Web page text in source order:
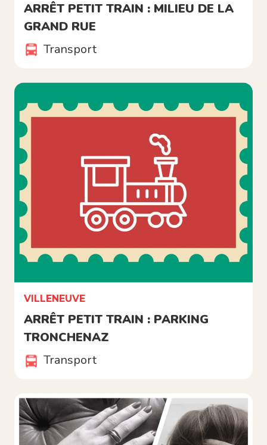
ARRÊT PETIT TRAIN : MILIEU DE LA
GRAND RUE
Transport
VILLENEUVE
ARRÊT PETIT TRAIN : PARKING
TRONCHENAZ
Transport